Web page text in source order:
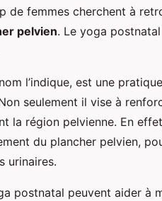
de femmes cherchent à
pelvien. Le yoga
l’indique, est une
seulement il vise à
la région pelvienne. En
du plancher pelvien,
urinaires.
postnatal peuvent aider à